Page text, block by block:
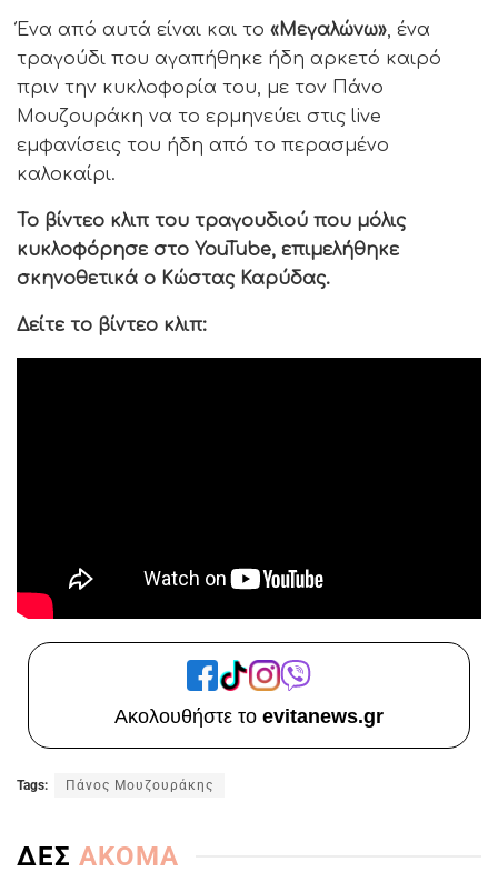
Ένα από αυτά είναι και το «Μεγαλώνω», ένα
τραγούδι που αγαπήθηκε ήδη αρκετό καιρό
πριν την κυκλοφορία του, με τον Πάνο
Μουζουράκη να το ερμηνεύει στις live
εμφανίσεις του ήδη από το περασμένο
καλοκαίρι.
Το βίντεο κλιπ του τραγουδιού που μόλις
κυκλοφόρησε στο YouTube, επιμελήθηκε
σκηνοθετικά ο Κώστας Καρύδας.
Δείτε το βίντεο κλιπ:
Ακολουθήστε το evitanews.gr
Tags: Πάνος Μουζουράκης
ΔΕΣ ΑΚΟΜΑ